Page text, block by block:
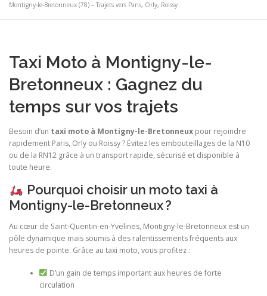
Montigny-le-Bretonneux (78) – Trajets vers Paris, Orly, Roissy
Taxi Moto à Montigny-le-
Bretonneux : Gagnez du
temps sur vos trajets
Besoin d’un taxi moto à Montigny-le-Bretonneux pour rejoindre
rapidement Paris, Orly ou Roissy ? Évitez les embouteillages de la N10
ou de la RN12 grâce à un transport rapide, sécurisé et disponible à
toute heure.
Pourquoi choisir un moto taxi à
Montigny-le-Bretonneux ?
Au cœur de Saint-Quentin-en-Yvelines, Montigny-le-Bretonneux est un
pôle dynamique mais soumis à des ralentissements fréquents aux
heures de pointe. Grâce au taxi moto, vous profitez :
D’un gain de temps important aux heures de forte
circulation